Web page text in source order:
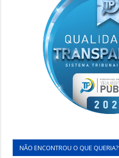
NÃO ENCONTROU O QUE QUERIA?